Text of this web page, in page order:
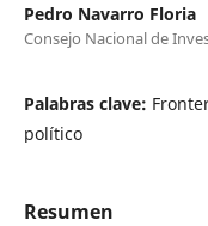
Pedro Navarro Floria
Consejo Nacional de
Palabras clave:
político
Resumen